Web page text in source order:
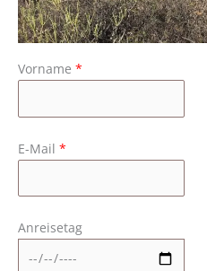
Vorname *
E-Mail *
Anreisetag